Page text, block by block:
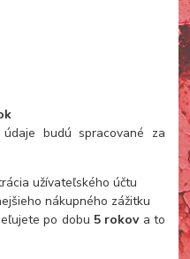
budú spracované za
užívateľského účtu
nákupného zážitku
po dobu 5 rokova to